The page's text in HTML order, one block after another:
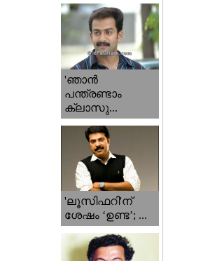
'ഞാന്‍
പന്ത്രണ്ടാം
ക്ലാസു...
'ലൂസിഫറി'ന്
ശേഷം ‘ഉണ്ട’; ...